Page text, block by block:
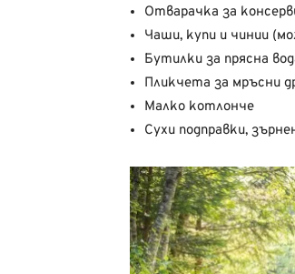
Отварачка за
Чаши, купи и чинии
Бутилки за прясна
Пликчета за мръсни
Малко котлонче
Сухи подправки,